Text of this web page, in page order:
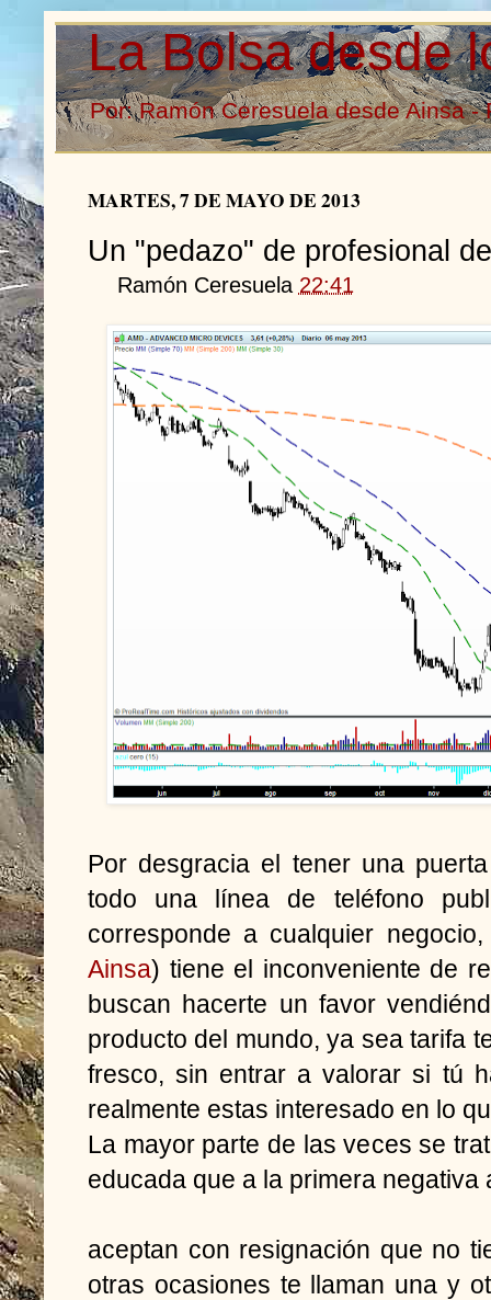
La Bolsa desde
Por: Ramón Ceresuela desde Ainsa -
MARTES, 7 DE MAYO DE 2013
Un "pedazo" de profesional
Ramón Ceresuela 22:41
Por desgracia el tener una
todo una línea de teléfono
corresponde a cualquier
Ainsa) tiene el inconveniente de
buscan hacerte un favor
producto del mundo, ya sea tarifa
fresco, sin entrar a valorar si tú
realmente estas interesado en lo
La mayor parte de las veces se
educada que a la primera negativa
aceptan con resignación que no
otras ocasiones te llaman una y